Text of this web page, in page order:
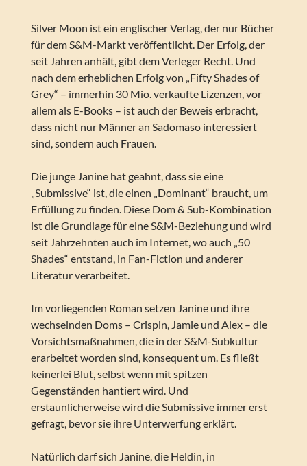
Silver Moon ist ein englischer Verlag, der nur Bücher
für dem S&M-Markt veröffentlicht. Der Erfolg, der
seit Jahren anhält, gibt dem Verleger Recht. Und
nach dem erheblichen Erfolg von „Fifty Shades of
Grey“ – immerhin 30 Mio. verkaufte Lizenzen, vor
allem als E-Books – ist auch der Beweis erbracht,
dass nicht nur Männer an Sadomaso interessiert
sind, sondern auch Frauen.
Die junge Janine hat geahnt, dass sie eine
„Submissive“ ist, die einen „Dominant“ braucht, um
Erfüllung zu finden. Diese Dom & Sub-Kombination
ist die Grundlage für eine S&M-Beziehung und wird
seit Jahrzehnten auch im Internet, wo auch „50
Shades“ entstand, in Fan-Fiction und anderer
Literatur verarbeitet.
Im vorliegenden Roman setzen Janine und ihre
wechselnden Doms – Crispin, Jamie und Alex – die
Vorsichtsmaßnahmen, die in der S&M-Subkultur
erarbeitet worden sind, konsequent um. Es fließt
keinerlei Blut, selbst wenn mit spitzen
Gegenständen hantiert wird. Und
erstaunlicherweise wird die Submissive immer erst
gefragt, bevor sie ihre Unterwerfung erklärt.
Natürlich darf sich Janine, die Heldin, in